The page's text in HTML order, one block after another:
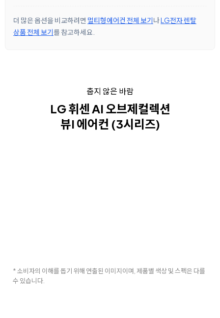
더 많은 옵션을 비교하려면 멀티형에어컨 전체 보기나LG전자 렌탈
상품 전체 보기를 참고하세요.
춥지 않은 바람
LG 휘센 AI 오브제컬렉션
뷰I 에어컨 (3시리즈)
* 소비자의 이해를 돕기 위해 연출된 이미지이며, 제품별 색상 및 스펙은 다를
수 있습니다.